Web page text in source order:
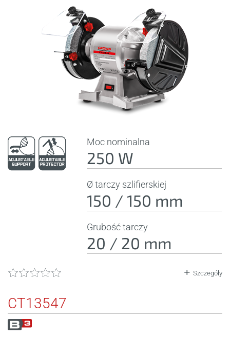
Moc nominalna
250 W
Ø tarczy szlifierskiej
150 / 150 mm
Grubość tarczy
20 / 20 mm
Szczegóły
CT13547